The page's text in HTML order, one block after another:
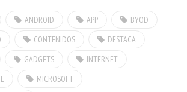
ANDROID APP
BYOD
CONTENIDOS
DESTACA
GADGETS
INTERNET
MICROSOFT